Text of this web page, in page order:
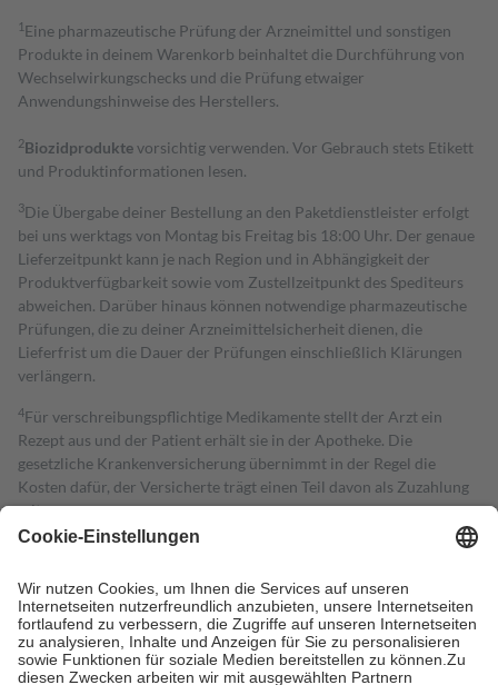
1 Eine pharmazeutische Prüfung der Arzneimittel und sonstigen
Produkte in deinem Warenkorb beinhaltet die Durchführung von
Wechselwirkungschecks und die Prüfung etwaiger
Anwendungshinweise des Herstellers.
2Biozidproduktevorsichtig verwenden. Vor Gebrauch stets Etikett
und Produktinformationen lesen.
3Die Übergabe deiner Bestellung an den Paketdienstleister erfolgt
bei uns werktags von Montag bis Freitag bis 18:00 Uhr. Der genaue
Lieferzeitpunkt kann je nach Region und in Abhängigkeit der
Produktverfügbarkeit sowie vom Zustellzeitpunkt des Spediteurs
abweichen. Darüber hinaus können notwendige pharmazeutische
Prüfungen, die zu deiner Arzneimittelsicherheit dienen, die
Lieferfrist um die Dauer der Prüfungen einschließlich Klärungen
verlängern.
4Für verschreibungspflichtige Medikamente stellt der Arzt ein
Rezept aus und der Patient erhält sie in der Apotheke. Die
gesetzliche Krankenversicherung übernimmt in der Regel die
Kosten dafür, der Versicherte trägt einen Teil davon als Zuzahlung
mit.
Grundsätzlich leisten Mitglieder Zuzahlungen in Höhe von zehn
höchstens zehn Euro.
Es sind jedoch nie mehr als die tatsächlichen
Kosten der Leistung zu entrichten.
Diese Regeln gelten grundsätzlich auch für Online-Apotheken.
Bei Heilmitteln und häuslicher Krankenpflege beträgt die
Zuzahlung zehn Prozent der Kosten sowie zehn Euro je